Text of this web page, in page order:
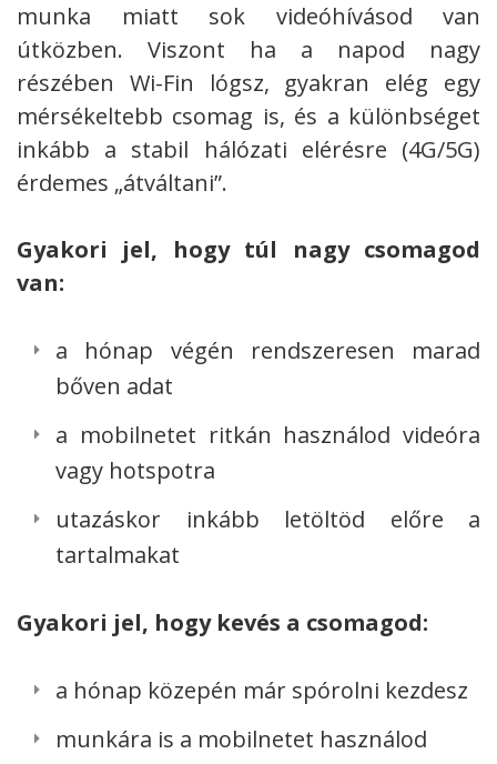
munka miatt sok videóhívásod van
útközben. Viszont ha a napod nagy
részében Wi-Fin lógsz, gyakran elég egy
mérsékeltebb csomag is, és a különbséget
inkább a stabil hálózati elérésre (4G/5G)
érdemes „átváltani”.
Gyakori jel, hogy túl nagy csomagod
van:
a hónap végén rendszeresen marad
bőven adat
a mobilnetet ritkán használod videóra
vagy hotspotra
utazáskor inkább letöltöd előre a
tartalmakat
Gyakori jel, hogy kevés a csomagod:
a hónap közepén már spórolni kezdesz
munkára is a mobilnetet használod